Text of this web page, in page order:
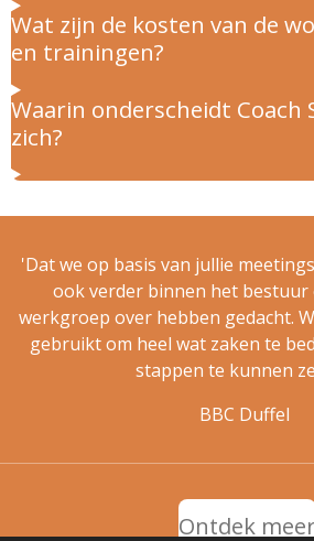
Wat zijn de kosten van de
en trainingen?
Waarin onderscheidt Coach
zich?
'Dat we op basis van jullie
ook verder binnen het bestuur
werkgroep over hebben gedacht.
gebruikt om heel wat zaken te
stappen te kunnen
BBC Duffel
Ontdek meer